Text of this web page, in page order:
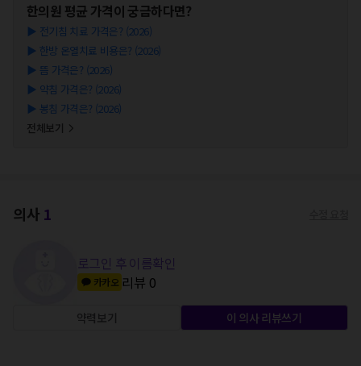
한의원 평균 가격이 궁금하다면?
▶ 전기침 치료 가격은? (2026)
▶ 한방 온열치료 비용은? (2026)
▶ 뜸 가격은? (2026)
▶ 약침 가격은? (2026)
▶ 봉침 가격은? (2026)
전체보기
의사 1
로그인 후 이름확인
카카오 리뷰 0
약력보기 이 의사 리뷰쓰기